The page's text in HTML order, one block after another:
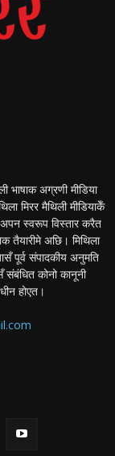
भाषाक अग्रणी मीडिया
मिरर मैथिली मीडियाकेँ
स्वरूप विस्तार करैत
तैयारीमे अछि। मिथिला
पूर्व संपादकीय अनुमति
कोनो कानूनी
होएत।